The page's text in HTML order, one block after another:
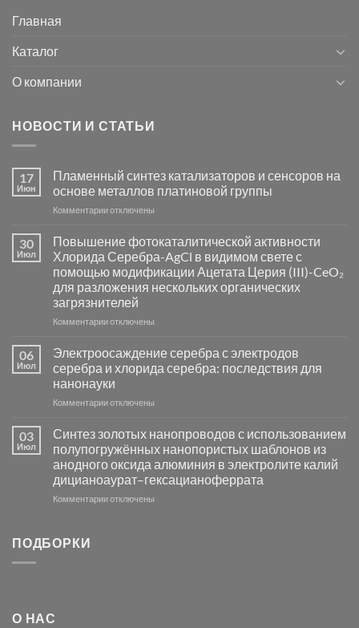
Главная
Каталог
О компании
НОВОСТИ И СТАТЬИ
17
Июн
Пламенный синтез катализаторов и сенсоров на
основе металлов платиновой группы
Комментариик
Пламенный
синтез
катализаторов
и
сенсоров
на
основе
группы
отключены
30
Июл
Повышение фотокаталитической активности
Хлорида Серебра-AgCl в видимом свете с
помощью модификации Ацетата Церия (III)-CeO₂
для разложения нескольких органических
загрязнителей
Комментариик
фотокаталитической
активности
Хлорида
Серебра-
в
видимом
свете
с
помощью
модификации
отключены
06
Июл
Электроосаждение серебра с электродов
серебра и хлорида серебра: последствия для
нанонауки
Комментариик
серебра
с
электродов
серебра
и
отключены
03
Июл
Синтез золотых нанопроводов с использованием
полупогружённых нанопористых шаблонов из
анодного оксида алюминия в электролите калий
дицианоаурат–гексацианоферрата
Комментариикотключены
ПОДБОРКИ
О НАС